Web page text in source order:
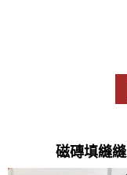
磁磚填縫